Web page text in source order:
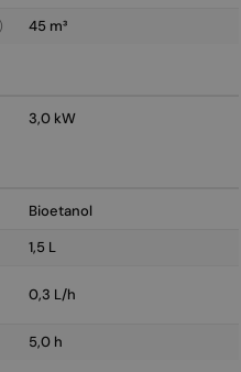
45 m³
3,0 kW
Bioetanol
1,5 L
0,3 L/h
5,0 h